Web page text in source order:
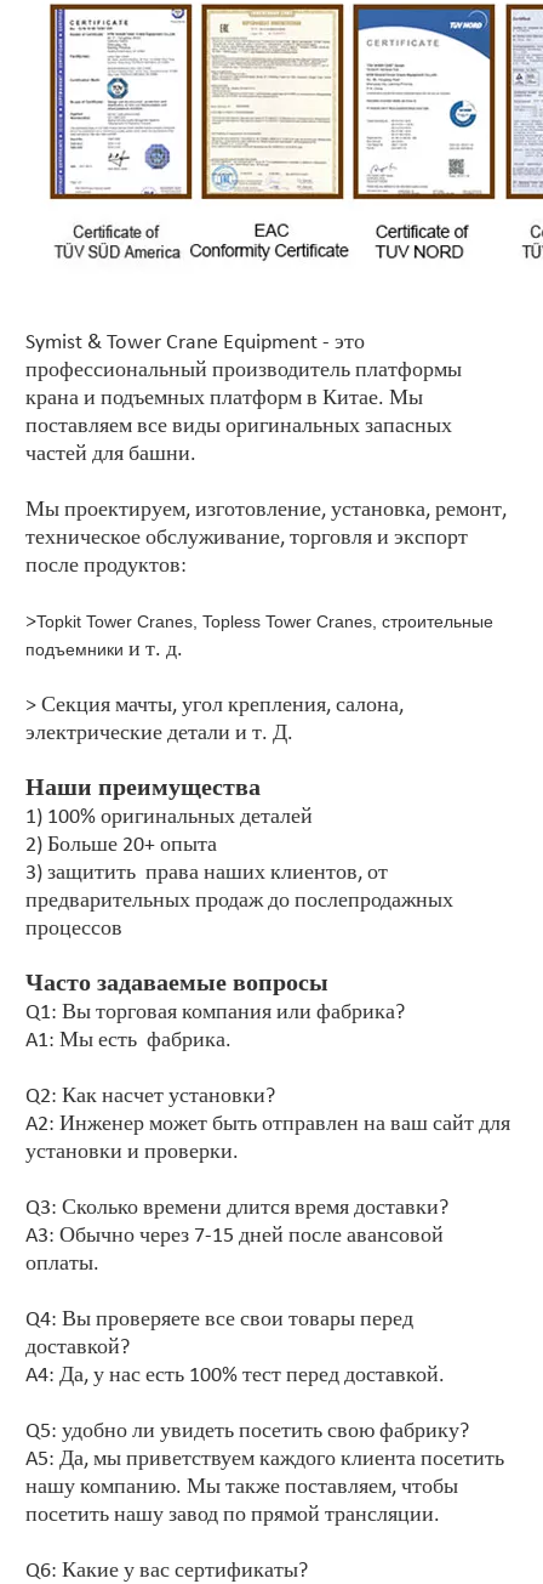
Symist & Tower Crane Equipment - это
профессиональный производитель платформы
крана и подъемных платформ в Китае. Мы
поставляем все виды оригинальных запасных
частей для башни.
Мы проектируем, изготовление, установка, ремонт,
техническое обслуживание, торговля и экспорт
после продуктов:
>Topkit Tower Cranes, Topless Tower Cranes, строительные
подъемники и т. д.
> Секция мачты, угол крепления, салона,
электрические детали и т. Д.
Наши преимущества
1) 100% оригинальных деталей
2) Больше 20+ опыта
3) защитить права наших клиентов, от
предварительных продаж до послепродажных
процессов
Часто задаваемые вопросы
Q1: Вы торговая компания или фабрика?
A1: Мы есть фабрика.
Q2: Как насчет установки?
A2: Инженер может быть отправлен на ваш сайт для
установки и проверки.
Q3: Сколько времени длится время доставки?
A3: Обычно через 7-15 дней после авансовой
оплаты.
Q4: Вы проверяете все свои товары перед
доставкой?
A4: Да, у нас есть 100% тест перед доставкой.
Q5: удобно ли увидеть посетить свою фабрику?
A5: Да, мы приветствуем каждого клиента посетить
нашу компанию. Мы также поставляем, чтобы
посетить нашу завод по прямой трансляции.
Q6: Какие у вас сертификаты?